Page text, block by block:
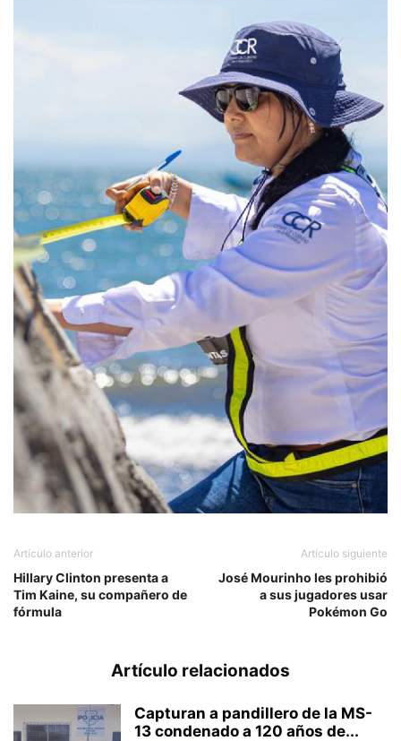
Artículo anterior
Hillary Clinton presenta a
Tim Kaine, su compañero de
fórmula
Artículo siguiente
José Mourinho les prohibió
a sus jugadores usar
Pokémon Go
Artículo relacionados
Capturan a pandillero de la MS-
13 condenado a 120 años de...